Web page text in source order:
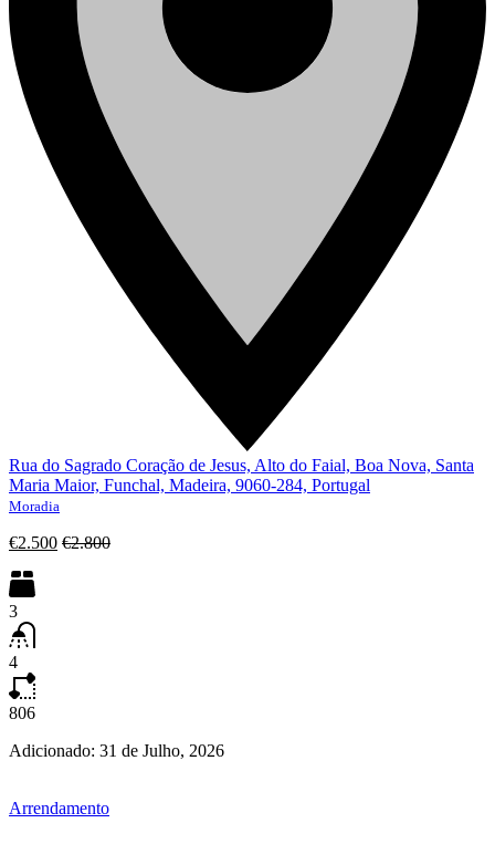
Rua do Sagrado Coração de Jesus, Alto do Faial, Boa Nova, Santa
Maria Maior, Funchal, Madeira, 9060-284, Portugal
Moradia
€2.500 €2.800
3
4
806
Adicionado: 31 de Julho, 2026
Arrendamento